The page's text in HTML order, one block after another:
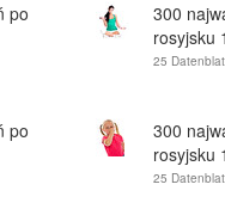
po
300
rosyjsku
25
po
300
rosyjsku
25